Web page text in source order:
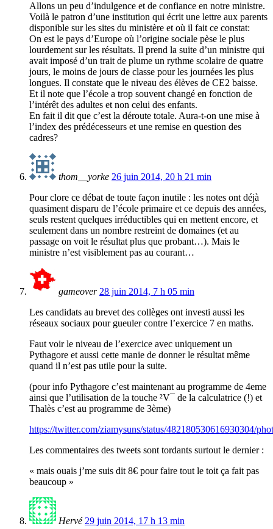
Allons un peu d’indulgence et de confiance en notre ministre.
Voilà le patron d’une institution qui écrit une lettre aux parents
disponible sur les sites du ministère et où il fait ce constat:
On est le pays d’Europe où l’origine sociale pèse le plus
lourdement sur les résultats. Il prend la suite d’un ministre qui
avait imposé d’un trait de plume un rythme scolaire de quatre
jours, le moins de jours de classe pour les journées les plus
longues. Il constate que le niveau des élèves de CE2 baisse.
Et il note que l’école a trop souvent changé en fonction de
l’intérêt des adultes et non celui des enfants.
En fait il dit que c’est la déroute totale. Aura-t-on une mise à
l’index des prédécesseurs et une remise en question des
cadres?
thom__yorke 26 juin 2014, 20 h 21 min
Pour clore ce débat de toute façon inutile : les notes ont déjà
quasiment disparu de l’école primaire et ce depuis des années,
seuls restent quelques irréductibles qui en mettent encore, et
seulement dans un nombre restreint de domaines (et au
passage on voit le résultat plus que probant…). Mais le
ministre n’est visiblement pas au courant…
gameover 28 juin 2014, 7 h 05 min
Les candidats au brevet des collèges ont investi aussi les
réseaux sociaux pour gueuler contre l’exercice 7 en maths.
Faut voir le niveau de l’exercice avec uniquement un
Pythagore et aussi cette manie de donner le résultat même
quand il n’est pas utile pour la suite.
(pour info Pythagore c’est maintenant au programme de 4eme
ainsi que l’utilisation de la touche ²V¯ de la calculatrice (!) et
Thalès c’est au programme de 3ème)
https://twitter.com/ziamysuns/status/482180530616930304/
Les commentaires des tweets sont tordants surtout le dernier :
« mais ouais j’me suis dit 8€ pour faire tout le toit ça fait pas
beaucoup »
Hervé 29 juin 2014, 17 h 13 min